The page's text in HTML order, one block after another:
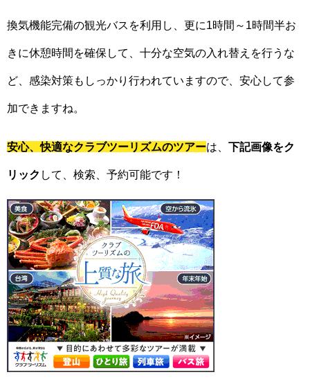
換気機能完備の観光バスを利用し、更に1時間～1時間半お
きに休憩時間を確保して、十分な空気の入れ替えを行うな
ど、感染対策もしっかり行われていますので、安心して参
加できますね。
安心、快適なクラブツーリズムのツアーは、 下記画像をク
リック して、検索、予約可能です！